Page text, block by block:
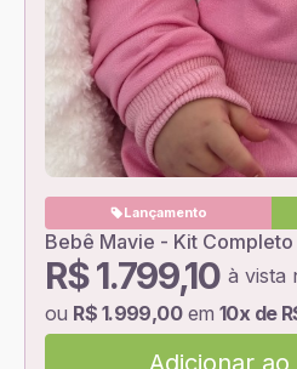
Lançamento
Bebê Mavie - Kit Completo
R$ 1.799,10 à vista
ou R$ 1.999,00em 10x de
Adicionar